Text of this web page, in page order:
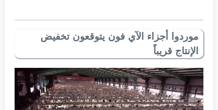
موردوا أجزاء الآي فون يتوقعون تخفيض
الإنتاج قريباً